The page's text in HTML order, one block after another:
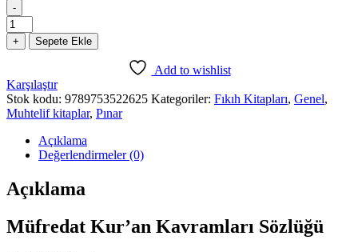
-
Müfredat
Kur'an
Kavramları
adet
+ Sepete Ekle
Add to wishlist
Karşılaştır
Stok kodu: 9789753522625 Kategoriler: Fıkıh Kitapları, Genel,
Muhtelif kitaplar, Pınar
Açıklama
Değerlendirmeler (0)
Açıklama
Müfredat Kur’an Kavramları Sözlüğü